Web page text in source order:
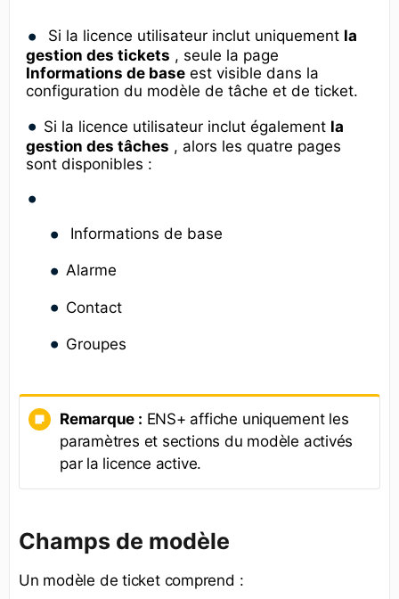
Si la licence utilisateur inclut uniquement la
gestion des tickets , seule la page
Informations de base est visible dans la
configuration du modèle de tâche et de ticket.
Si la licence utilisateur inclut également la
gestion des tâches , alors les quatre pages
sont disponibles :
Informations de base
Alarme
Contact
Groupes
Remarque : ENS+ affiche uniquement les
paramètres et sections du modèle activés
par la licence active.
Champs de modèle
Un modèle de ticket comprend :